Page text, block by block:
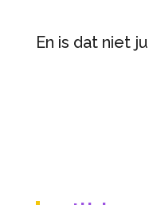
En is dat niet